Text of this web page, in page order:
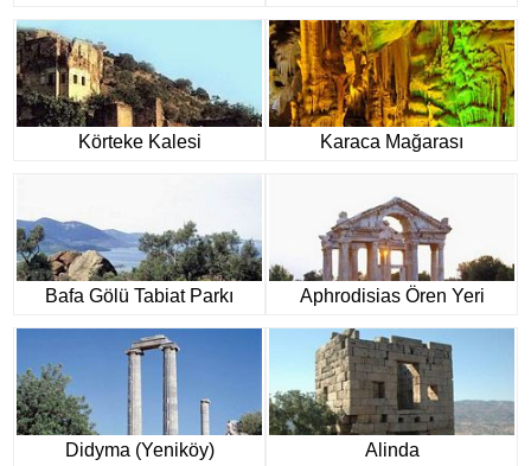
Körteke Kalesi Karaca Mağarası
Bafa Gölü Tabiat Parkı Aphrodisias Ören Yeri
Didyma (Yeniköy) Alinda